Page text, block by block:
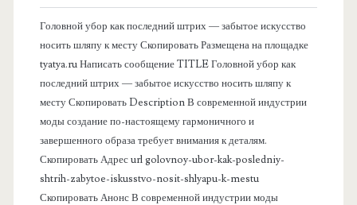
Головной убор как последний штрих — забытое искусство
носить шляпу к месту Скопировать Размещена на площадке
tyatya.ru Написать сообщение TITLE Головной убор как
последний штрих — забытое искусство носить шляпу к
месту Скопировать Description В современной индустрии
моды создание по-настоящему гармоничного и
завершенного образа требует внимания к деталям.
Скопировать Адрес url golovnoy-ubor-kak-posledniy-
shtrih-zabytoe-iskusstvo-nosit-shlyapu-k-mestu
Скопировать Анонс В современной индустрии моды